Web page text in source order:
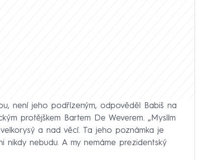
není jeho podřízeným, odpověděl Babiš na
protějškem Bartem De Weverem. „Myslím
a nad věcí. Ta jeho poznámka je
nebudu. A my nemáme prezidentský